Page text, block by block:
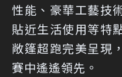
性能、豪華工藝技
貼近生活使用等特
敞篷超跑完美呈現
賽中遙遙領先。